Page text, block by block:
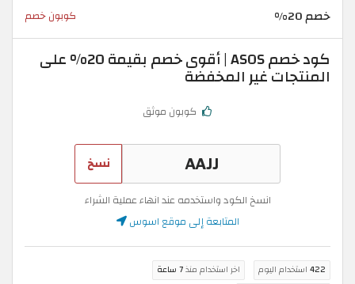
خصم 20% كوبون خصم
كود خصم ASOS | أقوى خصم بقيمة 20% على
المنتجات غير المخفضة
كوبون موثق
نسخ
انسخ الكود واستخدمه عند انهاء عملية الشراء
المتابعة إلى موقع اسوس
422 استخدام اليوم اخر استخدام منذ7 ساعة